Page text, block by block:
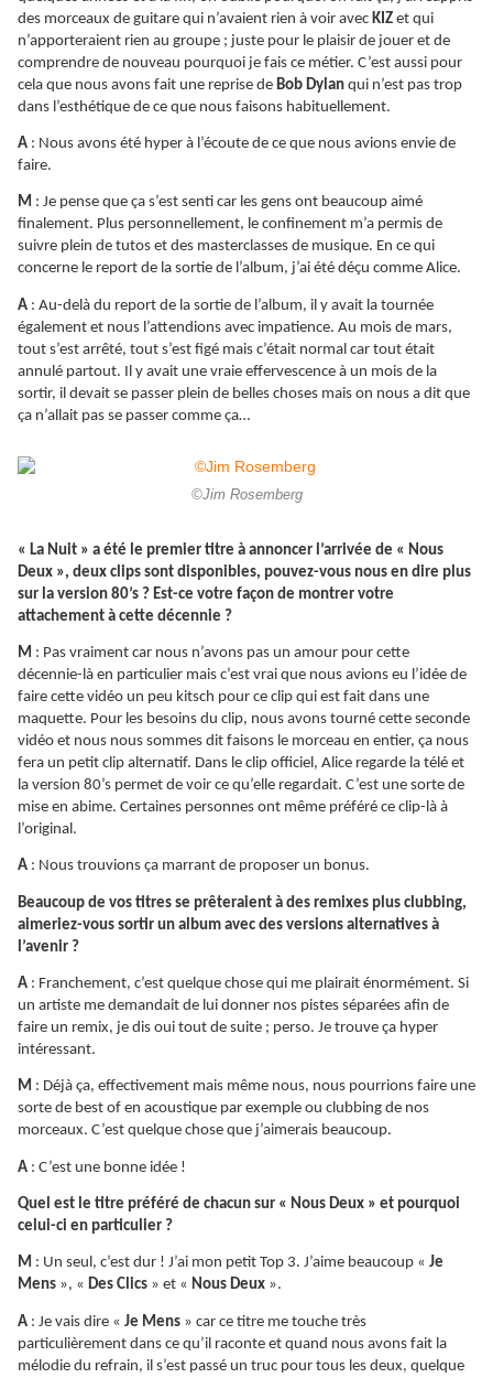
des morceaux de guitare qui n’avaient rien à voir avec KIZ et qui
n’apporteraient rien au groupe ; juste pour le plaisir de jouer et de
comprendre de nouveau pourquoi je fais ce métier. C’est aussi pour
cela que nous avons fait une reprise de Bob Dylan qui n’est pas trop
dans l’esthétique de ce que nous faisons habituellement.
A : Nous avons été hyper à l’écoute de ce que nous avions envie de
faire.
M : Je pense que ça s’est senti car les gens ont beaucoup aimé
finalement. Plus personnellement, le confinement m’a permis de
suivre plein de tutos et des masterclasses de musique. En ce qui
concerne le report de la sortie de l’album, j’ai été déçu comme Alice.
A : Au-delà du report de la sortie de l’album, il y avait la tournée
également et nous l’attendions avec impatience. Au mois de mars,
tout s’est arrêté, tout s’est figé mais c’était normal car tout était
annulé partout. Il y avait une vraie effervescence à un mois de la
sortir, il devait se passer plein de belles choses mais on nous a dit que
ça n’allait pas se passer comme ça…
©Jim Rosemberg
« La Nuit » a été le premier titre à annoncer l’arrivée de « Nous
Deux », deux clips sont disponibles, pouvez-vous nous en dire plus
sur la version 80’s ? Est-ce votre façon de montrer votre
attachement à cette décennie ?
M : Pas vraiment car nous n’avons pas un amour pour cette
décennie-là en particulier mais c’est vrai que nous avions eu l’idée de
faire cette vidéo un peu kitsch pour ce clip qui est fait dans une
maquette. Pour les besoins du clip, nous avons tourné cette seconde
vidéo et nous nous sommes dit faisons le morceau en entier, ça nous
fera un petit clip alternatif. Dans le clip officiel, Alice regarde la télé et
la version 80’s permet de voir ce qu’elle regardait. C’est une sorte de
mise en abime. Certaines personnes ont même préféré ce clip-là à
l’original.
A : Nous trouvions ça marrant de proposer un bonus.
Beaucoup de vos titres se prêteraient à des remixes plus clubbing,
aimeriez-vous sortir un album avec des versions alternatives à
l’avenir ?
A : Franchement, c’est quelque chose qui me plairait énormément. Si
un artiste me demandait de lui donner nos pistes séparées afin de
faire un remix, je dis oui tout de suite ; perso. Je trouve ça hyper
intéressant.
M : Déjà ça, effectivement mais même nous, nous pourrions faire une
sorte de best of en acoustique par exemple ou clubbing de nos
morceaux. C’est quelque chose que j’aimerais beaucoup.
A : C’est une bonne idée !
Quel est le titre préféré de chacun sur « Nous Deux » et pourquoi
celui-ci en particulier ?
M : Un seul, c’est dur ! J’ai mon petit Top 3. J’aime beaucoup « Je
Mens », « Des Clics » et « Nous Deux ».
A : Je vais dire « Je Mens » car ce titre me touche très
particulièrement dans ce qu’il raconte et quand nous avons fait la
mélodie du refrain, il s’est passé un truc pour tous les deux, quelque